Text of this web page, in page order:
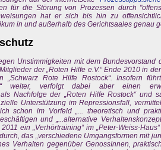
für die Störung von Prozessen durch
hat er sich bis hin zu
in und außerhalb des Gerichtsaales genau
Unstimmigkeiten mit dem Bundesvorstand
der „Roten Hilfe e.V.“ Ende 2010 in
„Schwarz Rote Hilfe Rostock“. Insofern
weiter, verfolgt dabei aber einen
Nachfolge der „Roten Hilfe Rostock“ und
Unterstützung im Repressionsfall,
schon im Vorfeld „... theoretisch und
und „...alternative
ein „Verhörtraining“ im „Peter-Weiss-
das „verschiedene Umgangsformen mit
Verhalten gegenüber GenossInnen,